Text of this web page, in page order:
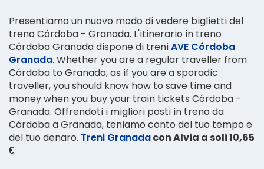
Presentiamo un nuovo modo di vedere biglietti del
treno Córdoba - Granada. L'itinerario in treno
Córdoba Granada dispone di treniAVE Córdoba
Granada. Whether you are a regular traveller from
Córdoba to Granada, as if you are a sporadic
traveller, you should know how to save time and
money when you buy your train tickets Córdoba -
Granada. Offrendoti i migliori posti in treno da
Córdoba a Granada, teniamo conto del tuo tempo e
del tuo denaro. Treni Granadacon Alvia a soli 10,65
€.